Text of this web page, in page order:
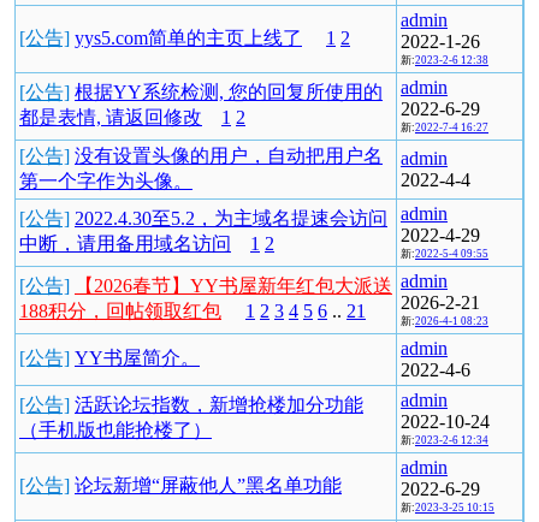
[公告] yys5.com简单的主页上线了 1 2
admin
2022-1-26
新:2023-2-6 12:38
[公告] 根据YY系统检测, 您的回复所使用的
都是表情, 请返回修改
1 2
admin
2022-6-29
新:2022-7-4 16:27
[公告] 没有设置头像的用户，自动把用户名
第一个字作为头像。
admin
2022-4-4
[公告] 2022.4.30至5.2，为主域名提速会访问
中断，请用备用域名访问
1 2
admin
2022-4-29
新:2022-5-4 09:55
[公告]
【2026春节】YY书屋新年红包大派送
188积分，回帖领取红包
1 2 3 4 5 6 .. 21
admin
2026-2-21
新:2026-4-1 08:23
[公告] YY书屋简介。
admin
2022-4-6
[公告] 活跃论坛指数，新增抢楼加分功能
（手机版也能抢楼了）
admin
2022-10-24
新:2023-2-6 12:34
[公告] 论坛新增“屏蔽他人”黑名单功能
admin
2022-6-29
新:2023-3-25 10:15